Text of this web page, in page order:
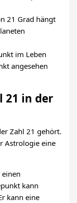
21 Grad hängt
im Leben
angesehen
21 in der
Zahl 21 gehört.
Astrologie eine
kann
kann eine